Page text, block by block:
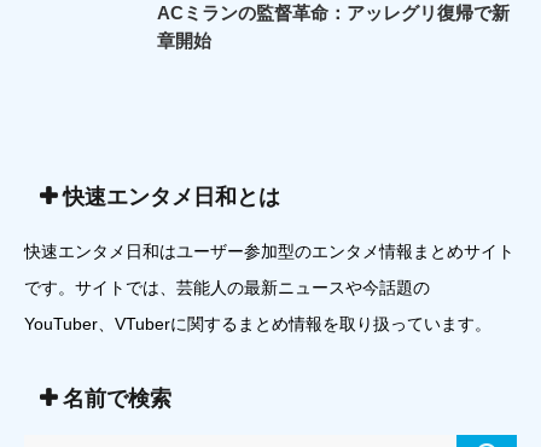
ACミランの監督革命：アッレグリ復帰で新
章開始
快速エンタメ日和とは
快速エンタメ日和はユーザー参加型のエンタメ情報まとめサイト
です。サイトでは、芸能人の最新ニュースや今話題の
YouTuber、VTuberに関するまとめ情報を取り扱っています。
名前で検索